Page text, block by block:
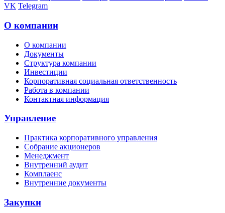
VK Telegram
О компании
О компании
Документы
Структура компании
Инвестиции
Корпоративная социальная ответственность
Работа в компании
Контактная информация
Управление
Практика корпоративного управления
Собрание акционеров
Менеджмент
Внутренний аудит
Комплаенс
Внутренние документы
Закупки